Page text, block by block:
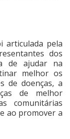
articulada pela
dos
de ajudar na
melhor os
de doenças, a
de melhor
comunitárias
ao promover a